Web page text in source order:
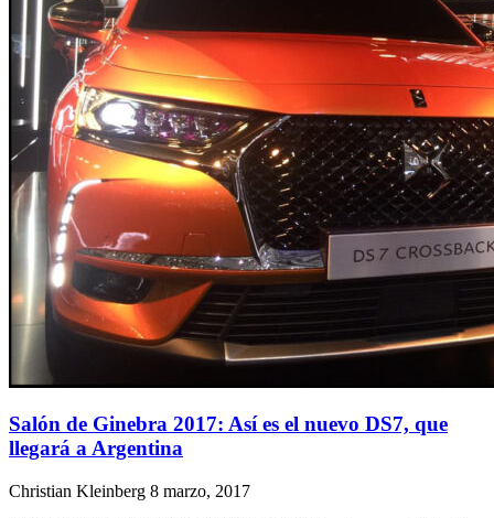
Salón de Ginebra 2017: Así es el nuevo DS7, que
llegará a Argentina
Christian Kleinberg 8 marzo, 2017